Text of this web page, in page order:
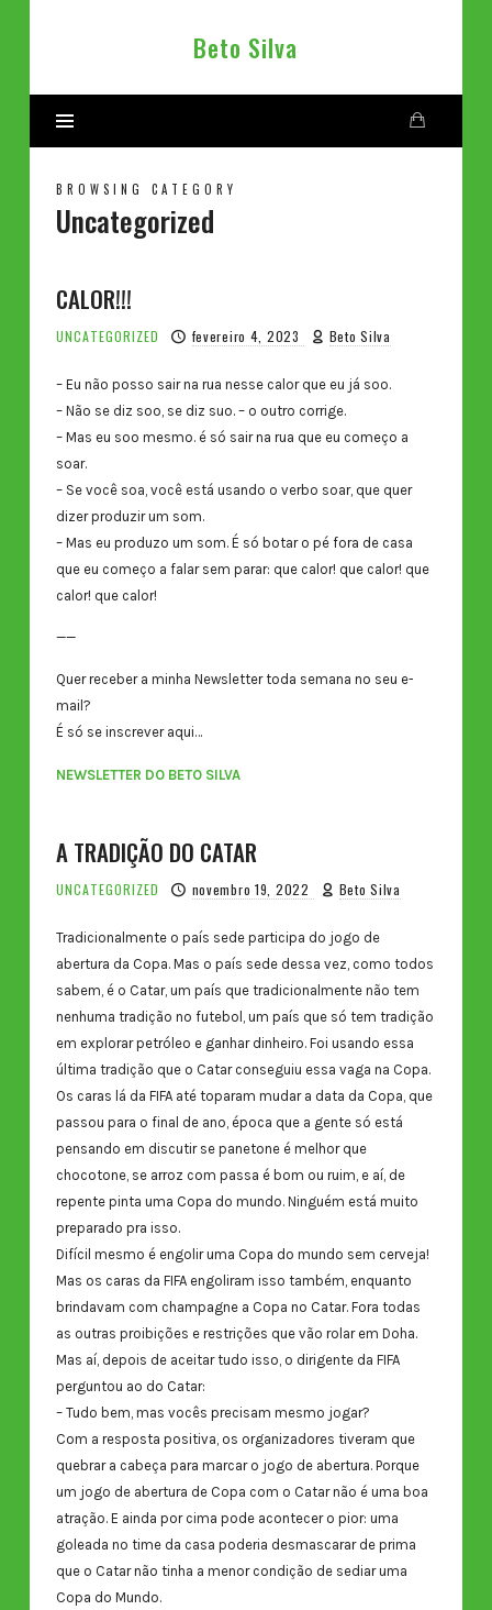
Beto
Beto Silva
BROWSING CATEGORY
Uncategorized
CALOR!!!
UNCATEGORIZED fevereiro 4, 2023 Beto Silva
– Eu não posso sair na rua nesse calor que eu já soo.
– Não se diz soo, se diz suo. – o outro corrige.
– Mas eu soo mesmo. é só sair na rua que eu começo a
soar.
– Se você soa, você está usando o verbo soar, que quer
dizer produzir um som.
– Mas eu produzo um som. É só botar o pé fora de casa
que eu começo a falar sem parar: que calor! que calor! que
calor! que calor!
——
Quer receber a minha Newsletter toda semana no seu e-
mail?
É só se inscrever aqui…
NEWSLETTER DO BETO SILVA
A TRADIÇÃO DO CATAR
UNCATEGORIZED novembro 19, 2022 Beto Silva
Tradicionalmente o país sede participa do jogo de
abertura da Copa. Mas o país sede dessa vez, como todos
sabem, é o Catar, um país que tradicionalmente não tem
nenhuma tradição no futebol, um país que só tem tradição
em explorar petróleo e ganhar dinheiro. Foi usando essa
última tradição que o Catar conseguiu essa vaga na Copa.
Os caras lá da FIFA até toparam mudar a data da Copa, que
passou para o final de ano, época que a gente só está
pensando em discutir se panetone é melhor que
chocotone, se arroz com passa é bom ou ruim, e aí, de
repente pinta uma Copa do mundo. Ninguém está muito
preparado pra isso.
Difícil mesmo é engolir uma Copa do mundo sem cerveja!
Mas os caras da FIFA engoliram isso também, enquanto
brindavam com champagne a Copa no Catar. Fora todas
as outras proibições e restrições que vão rolar em Doha.
Mas aí, depois de aceitar tudo isso, o dirigente da FIFA
perguntou ao do Catar:
– Tudo bem, mas vocês precisam mesmo jogar?
Com a resposta positiva, os organizadores tiveram que
quebrar a cabeça para marcar o jogo de abertura. Porque
um jogo de abertura de Copa com o Catar não é uma boa
atração. E ainda por cima pode acontecer o pior: uma
goleada no time da casa poderia desmascarar de prima
que o Catar não tinha a menor condição de sediar uma
Copa do Mundo.